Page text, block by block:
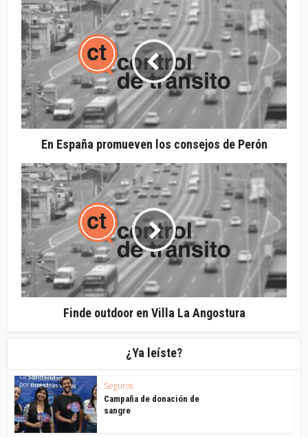
En España promueven los consejos de Perón
Finde outdoor en Villa La Angostura
¿Ya leíste?
Seguros
Campaña de donación de
sangre